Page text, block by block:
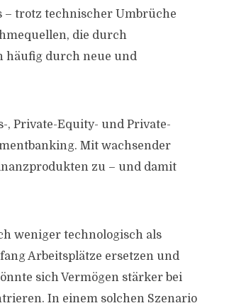
– trotz technischer Umbrüche
die durch
häufig durch neue und
, Private-Equity- und Private-
Mit wachsender
zu – und damit
weniger technologisch als
Arbeitsplätze ersetzen und
sich Vermögen stärker bei
In einem solchen Szenario